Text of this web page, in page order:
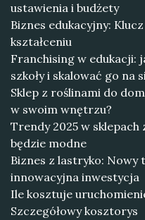
ustawienia i budżety
Biznes edukacyjny:
kształceniu
Franchising w edukacji:
szkoły i skalować go na
Sklep z roślinami do
w swoim wnętrzu?
Trendy 2025 w
będzie modne
Biznes z lastryko:
innowacyjna inwestycja
Ile kosztuje
Szczegółowy kosztorys